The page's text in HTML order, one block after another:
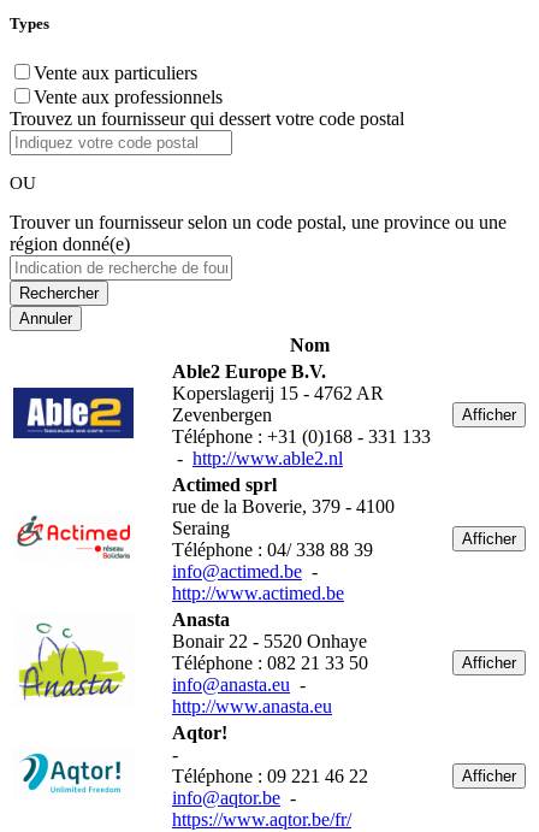
Types
Vente aux particuliers
Vente aux professionnels
Trouvez un fournisseur qui dessert votre code postal
OU
Trouver un fournisseur selon un code postal, une province ou une
région donné(e)
Annuler
Nom
Able2 Europe B.V.
Koperslagerij 15 - 4762 AR
Zevenbergen
Téléphone : +31 (0)168 - 331 133
- http://www.able2.nl
Afficher
Actimed sprl
rue de la Boverie, 379 - 4100
Seraing
Téléphone : 04/ 338 88 39
info@actimed.be -
http://www.actimed.be
Afficher
Anasta
Bonair 22 - 5520 Onhaye
Téléphone : 082 21 33 50
info@anasta.eu -
http://www.anasta.eu
Afficher
Aqtor!
-
Téléphone : 09 221 46 22
info@aqtor.be -
https://www.aqtor.be/fr/
Afficher